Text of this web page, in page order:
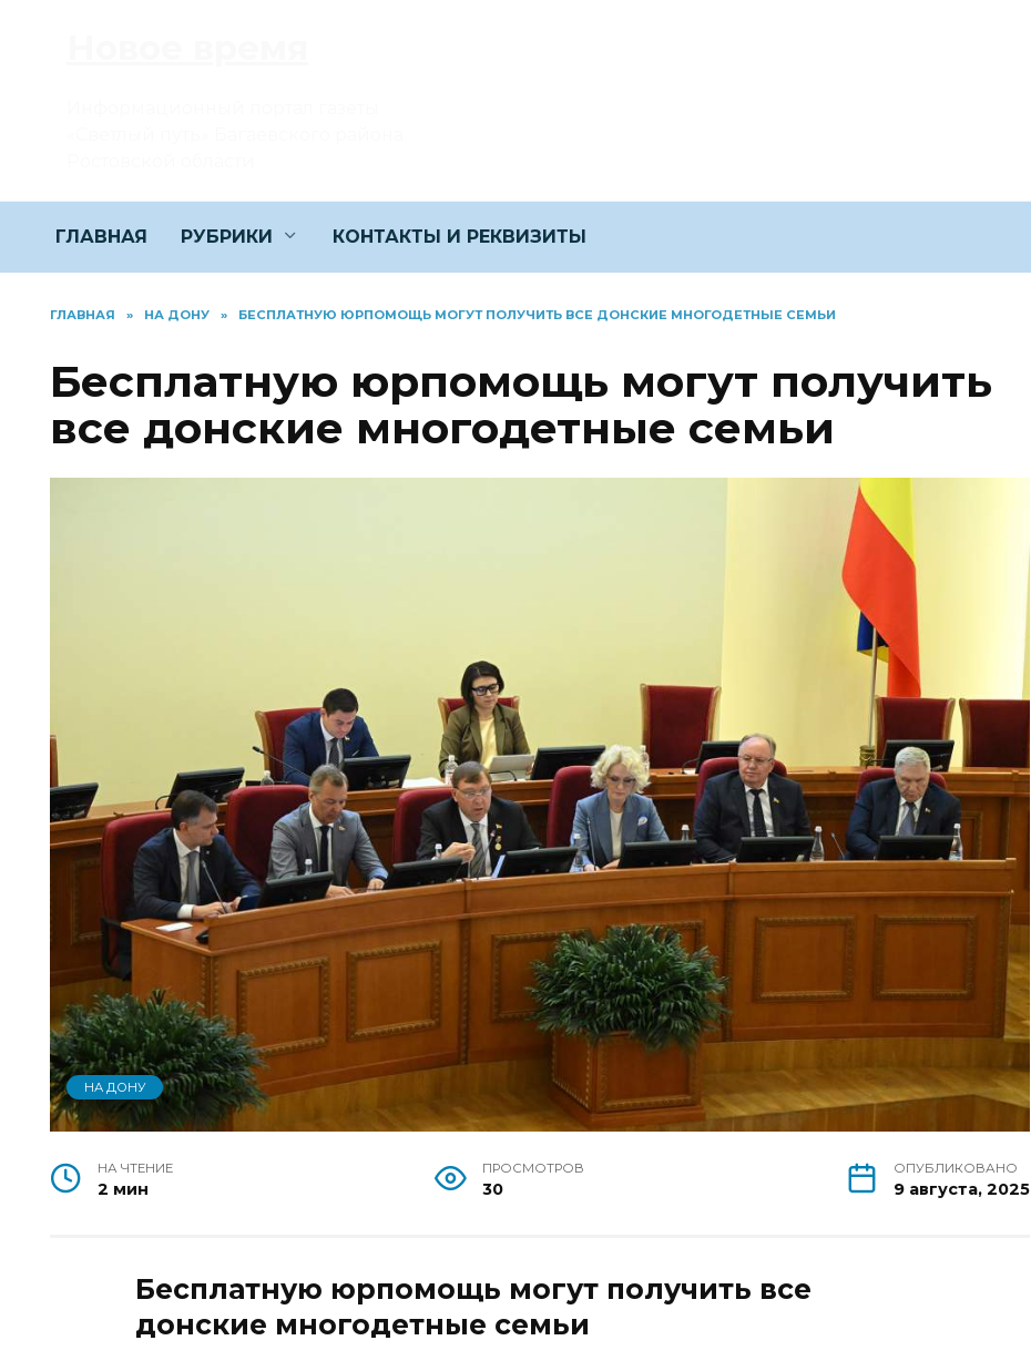
ГЛАВНАЯ РУБРИКИ КОНТАКТЫ И РЕКВИЗИТЫ
ГЛАВНАЯ » НА ДОНУ » БЕСПЛАТНУЮ ЮРПОМОЩЬ МОГУТ ПОЛУЧИТЬ ВСЕ ДОНСКИЕ МНОГОДЕТНЫЕ СЕМЬИ
Бесплатную юрпомощь могут получить
все донские многодетные семьи
НА ДОНУ
НА ЧТЕНИЕ
2 мин
ПРОСМОТРОВ
30
ОПУБЛИКОВАНО
9 августа, 2025
Бесплатную юрпомощь могут получить все
донские многодетные семьи